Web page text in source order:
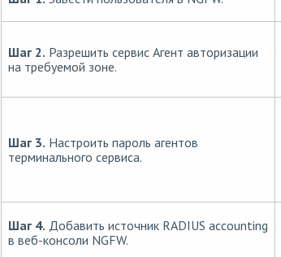
Шаг 2. Разрешить сервис Агент авторизации
на требуемой зоне.
Шаг 3. Настроить пароль агентов
терминального сервиса.
Шаг 4. Добавить источник RADIUS accounting
в веб-консоли NGFW.